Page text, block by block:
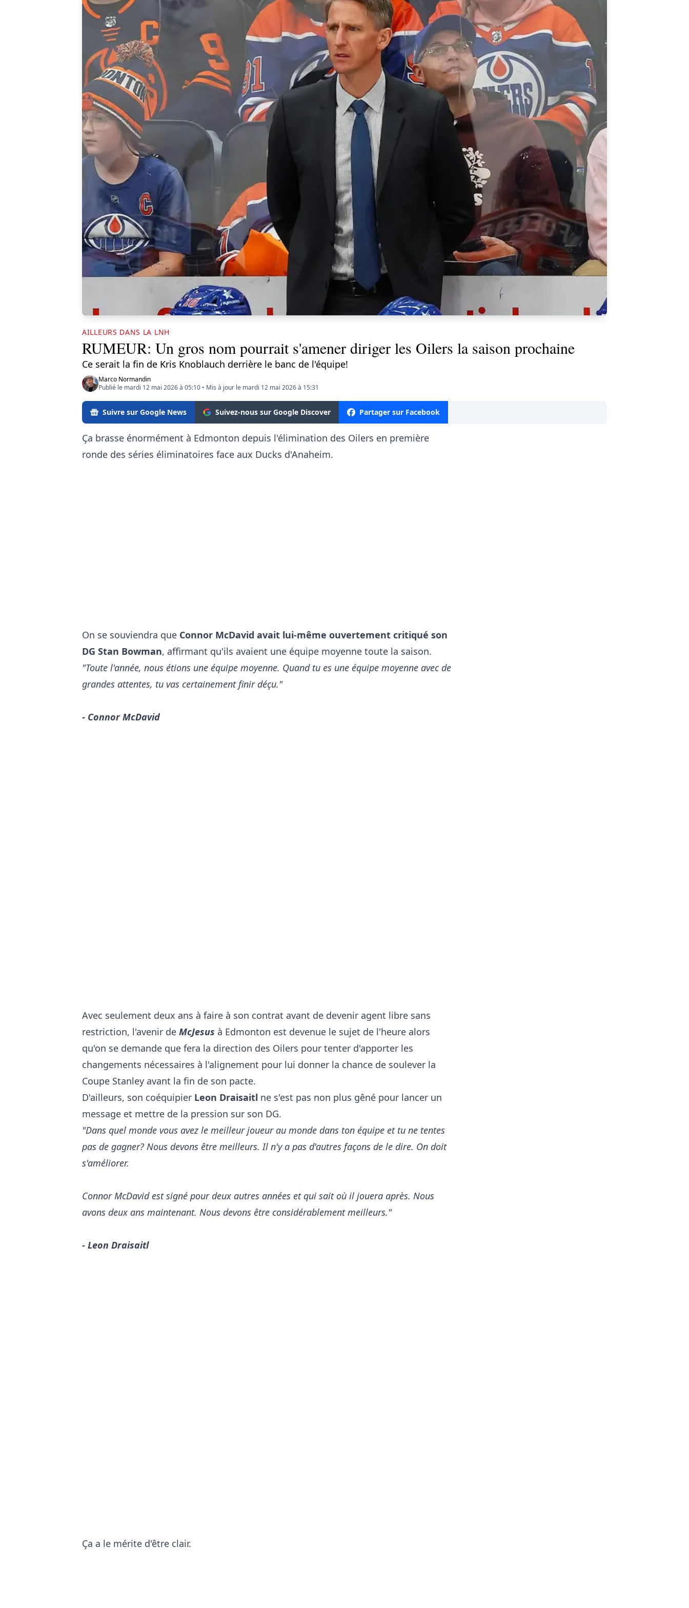
AILLEURS DANS LA LNH
RUMEUR: Un gros nom pourrait s'amener diriger les Oilers la saison prochaine
Ce serait la fin de Kris Knoblauch derrière le banc de l'équipe!
Marco Normandin
Publié le mardi 12 mai 2026 à 05:10 • Mis à jour le mardi 12 mai 2026 à 15:31
Suivre sur Google News Suivez-nous sur Google Discover Partager sur Facebook
Ça brasse énormément à Edmonton depuis l'élimination des Oilers en première
ronde des séries éliminatoires face aux Ducks d'Anaheim.
On se souviendra que Connor McDavid avait lui-même ouvertement critiqué son
DG Stan Bowman, affirmant qu'ils avaient une équipe moyenne toute la saison.
"Toute l'année, nous étions une équipe moyenne. Quand tu es une équipe moyenne avec de
grandes attentes, tu vas certainement finir déçu."
- Connor McDavid
Avec seulement deux ans à faire à son contrat avant de devenir agent libre sans
restriction, l'avenir de McJesus à Edmonton est devenue le sujet de l'heure alors
qu'on se demande que fera la direction des Oilers pour tenter d'apporter les
changements nécessaires à l'alignement pour lui donner la chance de soulever la
Coupe Stanley avant la fin de son pacte.
D'ailleurs, son coéquipier Leon Draisaitl ne s'est pas non plus gêné pour lancer un
message et mettre de la pression sur son DG.
"Dans quel monde vous avez le meilleur joueur au monde dans ton équipe et tu ne tentes
pas de gagner? Nous devons être meilleurs. Il n'y a pas d'autres façons de le dire. On doit
s'améliorer.
Connor McDavid est signé pour deux autres années et qui sait où il jouera après. Nous
avons deux ans maintenant. Nous devons être considérablement meilleurs."
- Leon Draisaitl
Ça a le mérite d'être clair.